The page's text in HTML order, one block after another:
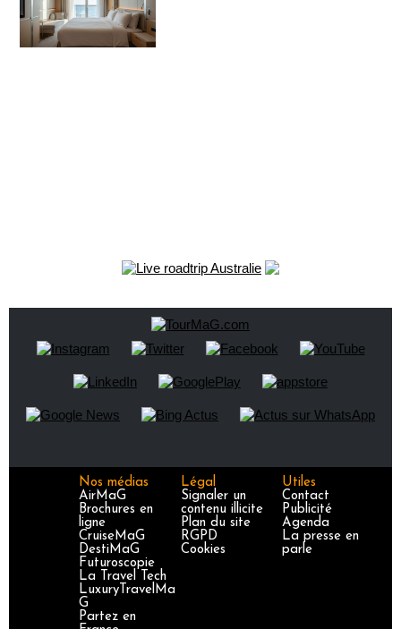
Nos médias
AirMaG
Brochures en
ligne
CruiseMaG
DestiMaG
Futuroscopie
La Travel Tech
LuxuryTravelMa
G
Partez en
Légal
Signaler un
contenu illicite
Plan du site
RGPD
Cookies
Utiles
Contact
Publicité
Agenda
La presse en
parle